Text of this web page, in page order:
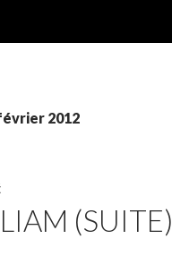
2012
(SUITE)